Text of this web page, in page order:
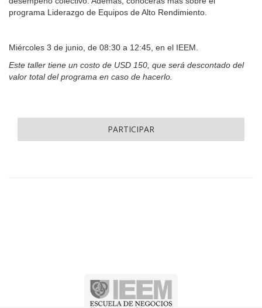
programa Liderazgo de Equipos de Alto Rendimiento.
Miércoles 3 de junio, de 08:30 a 12:45, en el IEEM.
Este taller tiene un costo de USD 150, que será descontado del
valor total del programa en caso de hacerlo.
PARTICIPAR